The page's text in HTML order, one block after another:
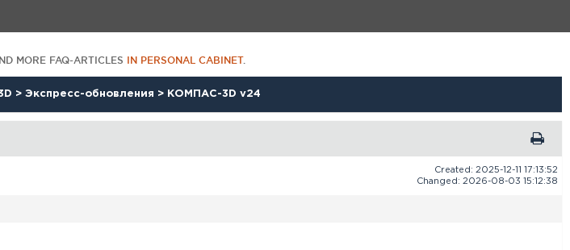
MORE FAQ-ARTICLES IN PERSONAL CABINET.
> Экспресс-обновления > КОМПАС-3D v24
Created: 2025-12-11 17:13:52
Changed: 2026-08-03 15:12:38